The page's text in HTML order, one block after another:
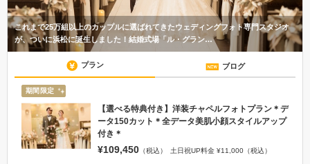
これまで25万組以上のカップルに選ばれてきたウェディングフォト専門スタジオ
が、ついに浜松に誕生しました！結婚式場「ル・グラン…
プラン ブログ
期間限定
【選べる特典付き】洋装チャペルフォトプラン＊デ
ータ150カット＊全データ美肌小顔スタイルアップ
付き＊
¥109,450 （税込） 土日祝UP料金 ¥11,000（税込）